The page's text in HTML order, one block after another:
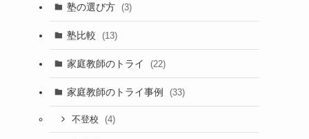
塾の選び方 (3)
塾比較 (13)
家庭教師のトライ (22)
家庭教師のトライ事例 (33)
不登校 (4)